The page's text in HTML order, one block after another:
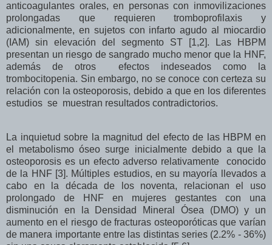
anticoagulantes orales, en personas con inmovilizaciones
prolongadas que requieren tromboprofilaxis y
adicionalmente, en sujetos con infarto agudo al miocardio
(IAM) sin elevación del segmento ST [1,2]. Las HBPM
presentan un riesgo de sangrado mucho menor que la HNF,
además de otros efectos indeseados como la
trombocitopenia. Sin embargo, no se conoce con certeza su
relación con la osteoporosis, debido a que en los diferentes
estudios se muestran resultados contradictorios.
La inquietud sobre la magnitud del efecto de las HBPM en
el metabolismo óseo surge inicialmente debido a que la
osteoporosis es un efecto adverso relativamente conocido
de la HNF [3]. Múltiples estudios, en su mayoría llevados a
cabo en la década de los noventa, relacionan el uso
prolongado de HNF en mujeres gestantes con una
disminución en la Densidad Mineral Ósea (DMO) y un
aumento en el riesgo de fracturas osteoporóticas que varían
de manera importante entre las distintas series (2.2% - 36%)